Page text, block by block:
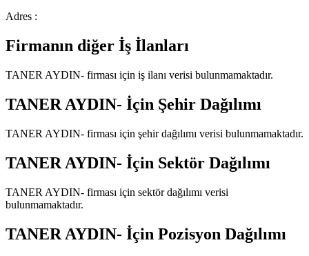
Adres :
Firmanın diğer İş İlanları
TANER AYDIN- firması için iş ilanı verisi bulunmamaktadır.
TANER AYDIN- İçin Şehir Dağılımı
TANER AYDIN- firması için şehir dağılımı verisi bulunmamaktadır.
TANER AYDIN- İçin Sektör Dağılımı
TANER AYDIN- firması için sektör dağılımı verisi
bulunmamaktadır.
TANER AYDIN- İçin Pozisyon Dağılımı